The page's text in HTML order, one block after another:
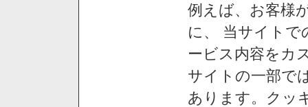
例えば、お客様
に、 当サイトで
ービス内容をカ
サイトの一部で
あります。クッ